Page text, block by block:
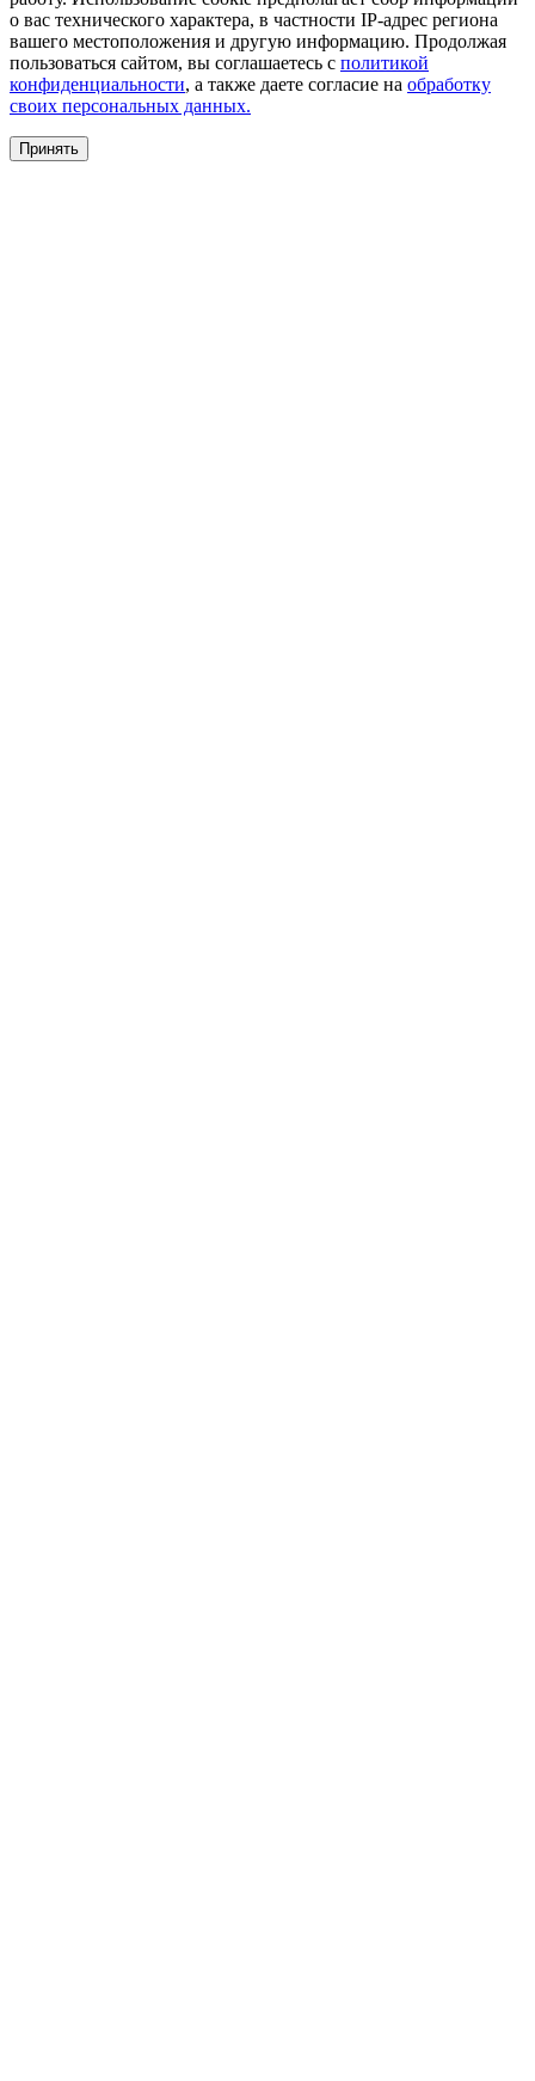
о вас технического характера, в частности IP-адрес региона
вашего местоположения и другую информацию. Продолжая
пользоваться сайтом, вы соглашаетесь с политикой
конфиденциальности, а также даете согласие на обработку
своих персональных данных.
Принять